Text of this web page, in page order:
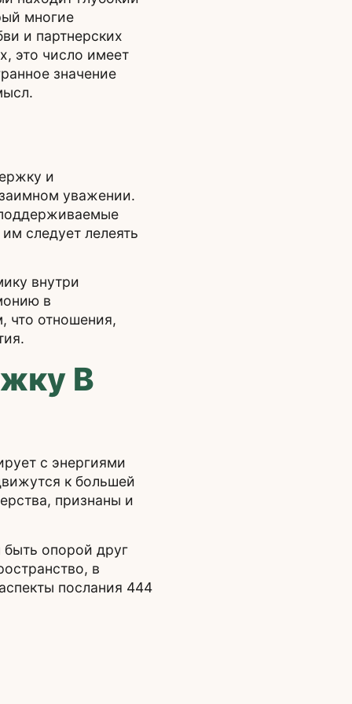
многие
и партнерских
это число имеет
значение
и
уважении.
следует лелеять
внутри
в
что отношения,
В
с энергиями
к большей
признаны и
опорой друг
в
послания 444